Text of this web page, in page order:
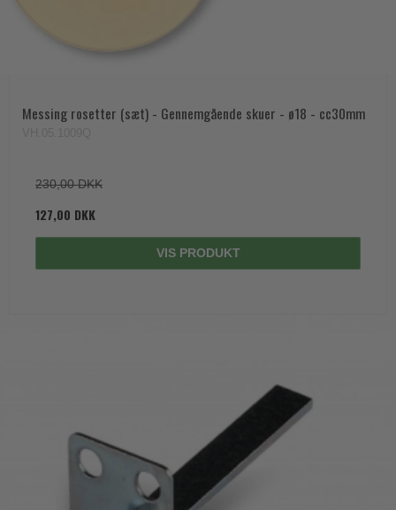
Messing rosetter (sæt) - Gennemgående skuer - ø18 - cc30mm
230,00 DKK
127,00 DKK
VIS PRODUKT